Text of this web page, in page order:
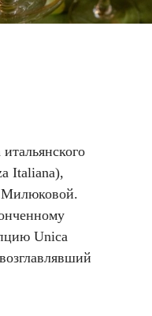
Italiana),
Милюковой.
Unica